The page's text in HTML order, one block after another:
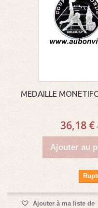
MEDAILLE
36,18 €
Ajouter au
Ajouter à ma liste de